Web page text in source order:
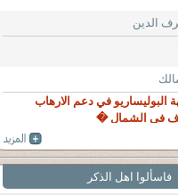
الدين
البوليساريو في دعم الارهاب
في الشمال �
فاسألوا اهل الذكر